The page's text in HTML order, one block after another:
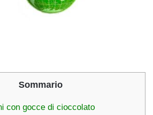
Sommario
con gocce di cioccolato